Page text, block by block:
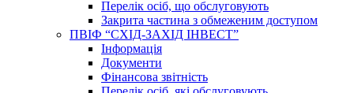
Перелік осіб, що обслуговують
Закрита частина з обмеженим доступом
ПВІФ “СХІД-ЗАХІД ІНВЕСТ”
Інформація
Документи
Фінансова звітність